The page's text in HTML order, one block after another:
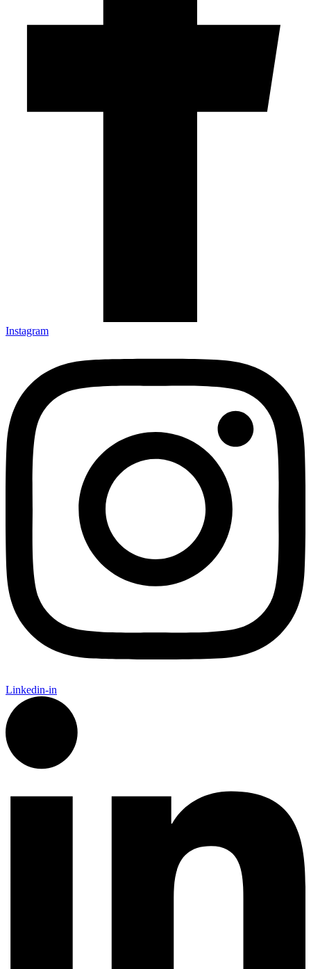
Instagram
Linkedin-in